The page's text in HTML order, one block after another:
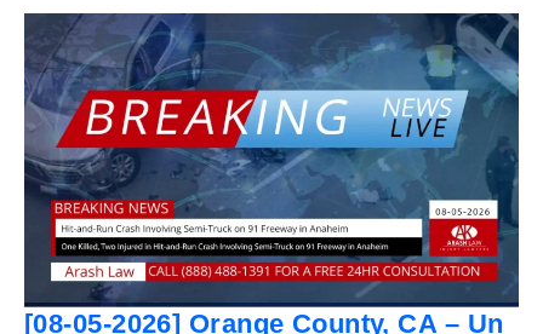
[08-05-2026] Orange County, CA – Un